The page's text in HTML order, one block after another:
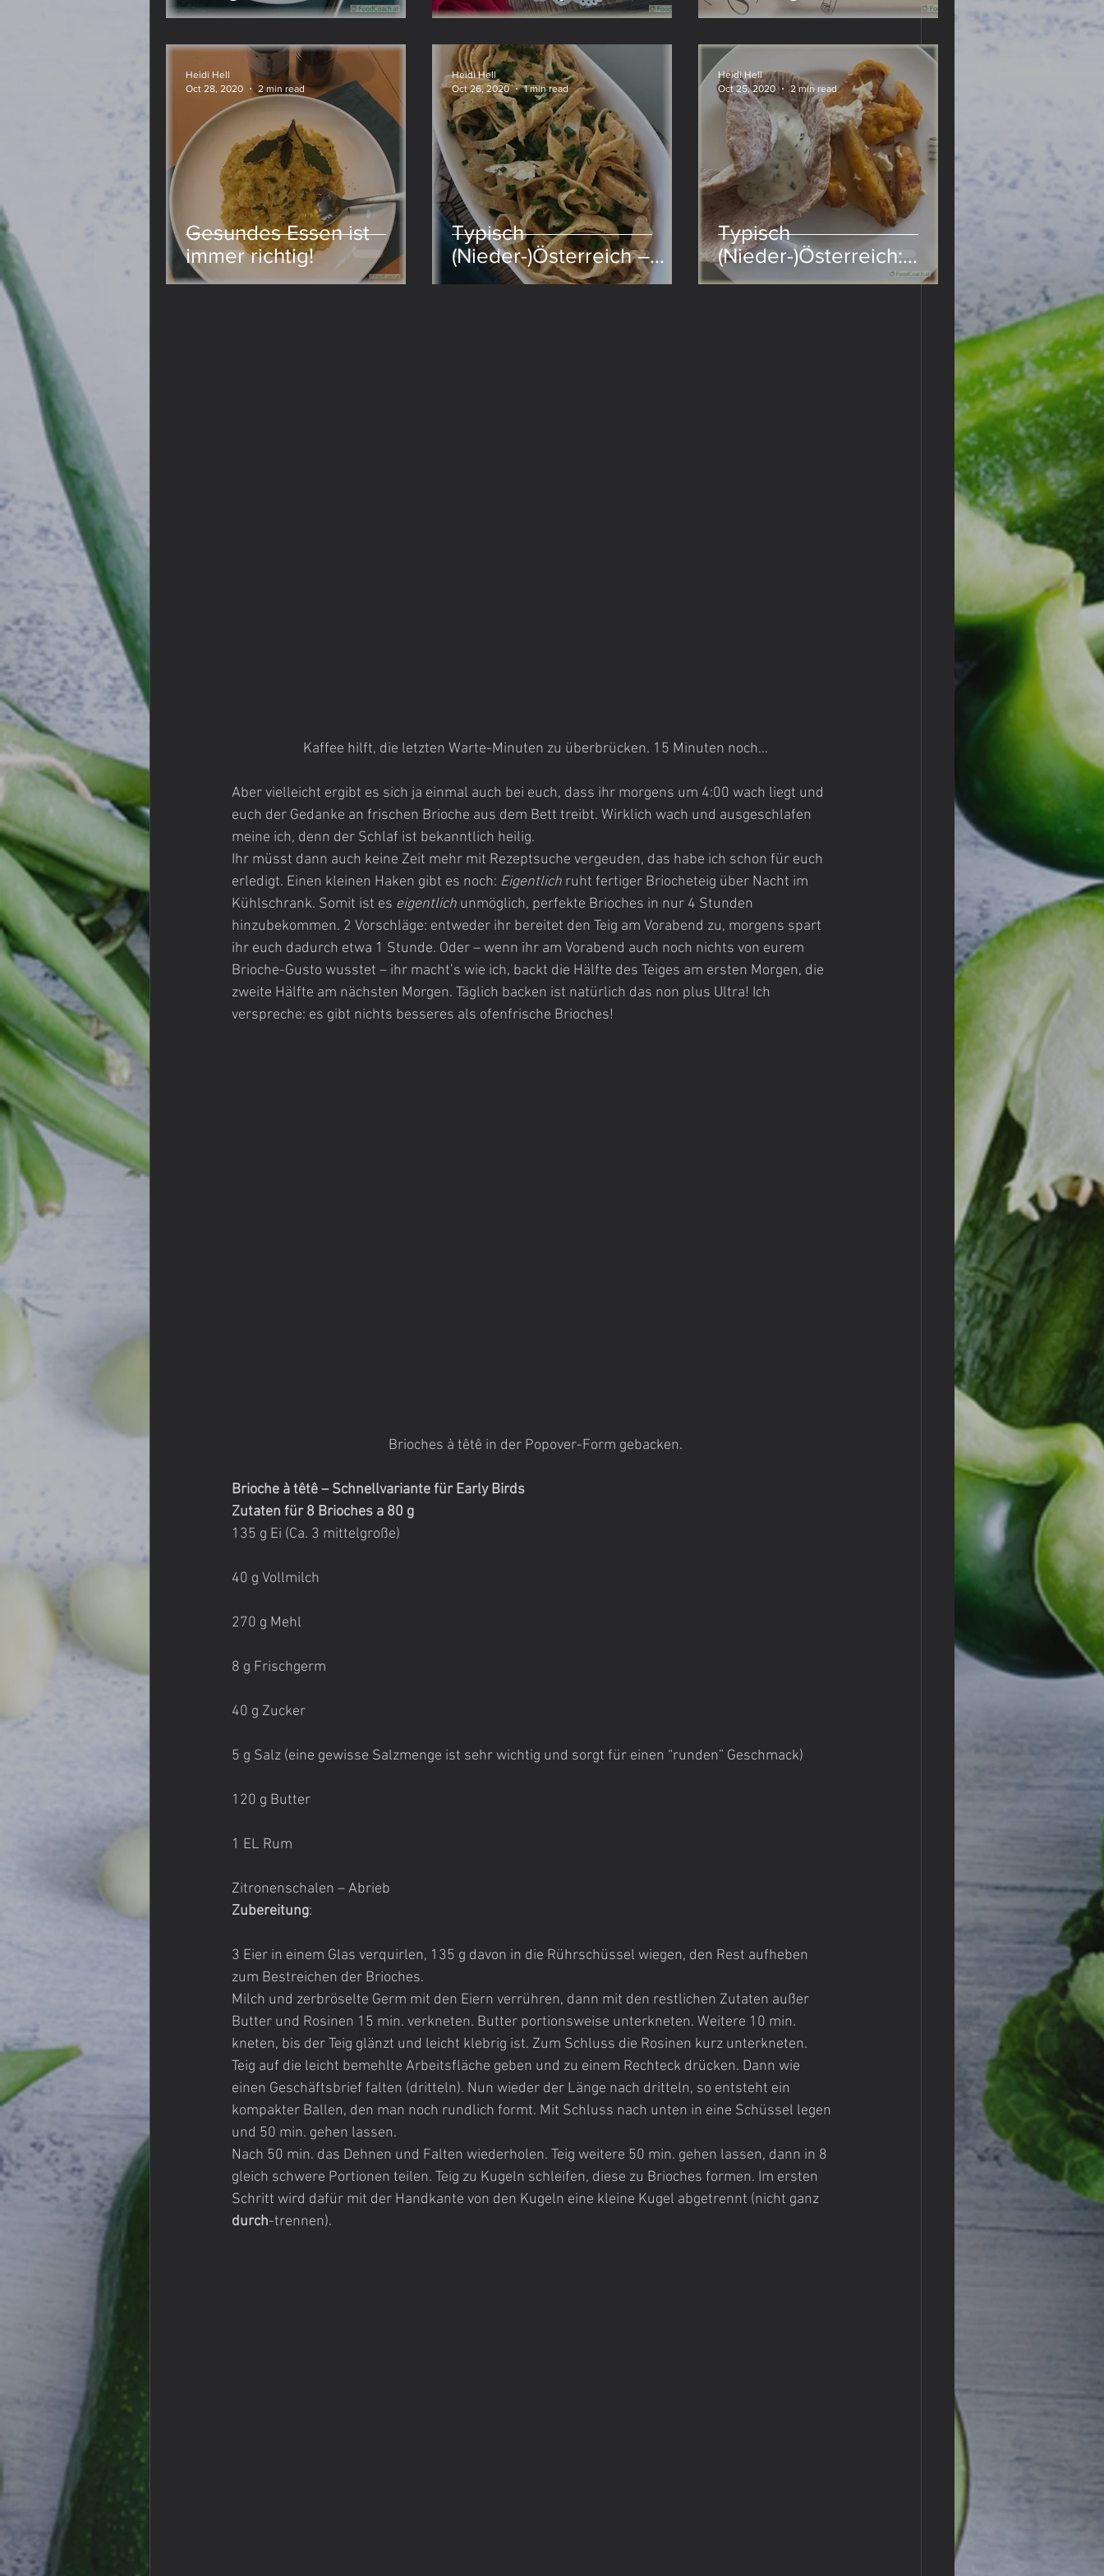
Meine Meinung
Kaffee hilft, die letzten Warte-Minuten zu überbrücken. 15 Minuten noch…
Aber vielleicht ergibt es sich ja einmal auch bei euch, dass ihr morgens um 4:00 wach liegt und
euch der Gedanke an frischen Brioche aus dem Bett treibt. Wirklich wach und ausgeschlafen
meine ich, denn der Schlaf ist bekanntlich heilig.
Ihr müsst dann auch keine Zeit mehr mit Rezeptsuche vergeuden, das habe ich schon für euch
erledigt. Einen kleinen Haken gibt es noch: Eigentlich ruht fertiger Briocheteig über Nacht im
Kühlschrank. Somit ist es eigentlich unmöglich, perfekte Brioches in nur 4 Stunden
hinzubekommen. 2 Vorschläge: entweder ihr bereitet den Teig am Vorabend zu, morgens spart
ihr euch dadurch etwa 1 Stunde. Oder – wenn ihr am Vorabend auch noch nichts von eurem
Brioche-Gusto wusstet – ihr macht’s wie ich, backt die Hälfte des Teiges am ersten Morgen, die
zweite Hälfte am nächsten Morgen. Täglich backen ist natürlich das non plus Ultra! Ich
verspreche: es gibt nichts besseres als ofenfrische Brioches!
Brioches à têtê in der Popover-Form gebacken.
Brioche à têtê – Schnellvariante für Early Birds
Zutaten für 8 Brioches a 80 g
135 g Ei (Ca. 3 mittelgroße)
40 g Vollmilch
270 g Mehl
8 g Frischgerm
40 g Zucker
5 g Salz (eine gewisse Salzmenge ist sehr wichtig und sorgt für einen “runden” Geschmack)
120 g Butter
1 EL Rum
Zitronenschalen – Abrieb
Zubereitung:
3 Eier in einem Glas verquirlen, 135 g davon in die Rührschüssel wiegen, den Rest aufheben
zum Bestreichen der Brioches.
Milch und zerbröselte Germ mit den Eiern verrühren, dann mit den restlichen Zutaten außer
Butter und Rosinen 15 min. verkneten. Butter portionsweise unterkneten. Weitere 10 min.
kneten, bis der Teig glänzt und leicht klebrig ist. Zum Schluss die Rosinen kurz unterkneten.
Teig auf die leicht bemehlte Arbeitsfläche geben und zu einem Rechteck drücken. Dann wie
einen Geschäftsbrief falten (dritteln). Nun wieder der Länge nach dritteln, so entsteht ein
kompakter Ballen, den man noch rundlich formt. Mit Schluss nach unten in eine Schüssel legen
und 50 min. gehen lassen.
Nach 50 min. das Dehnen und Falten wiederholen. Teig weitere 50 min. gehen lassen, dann in 8
gleich schwere Portionen teilen. Teig zu Kugeln schleifen, diese zu Brioches formen. Im ersten
Schritt wird dafür mit der Handkante von den Kugeln eine kleine Kugel abgetrennt (nicht ganz
durch-trennen).
Gesundes Essen ist
immer richtig!
Heidi Hell
Oct 28, 2020
2 min read
Typisch
(Nieder-)Österreich –
Frittatensuppe
Heidi Hell
Oct 26, 2020
1 min read
Typisch
(Nieder-)Österreich:
Feuerfleck mit Sauerteig
Heidi Hell
Oct 25, 2020
2 min read